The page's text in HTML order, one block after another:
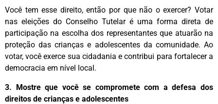
Você tem esse direito, então por que não o exercer? Votar
nas eleições do Conselho Tutelar é uma forma direta de
participação na escolha dos representantes que atuarão na
proteção das crianças e adolescentes da comunidade. Ao
votar, você exerce sua cidadania e contribui para fortalecer a
democracia em nível local.‌
3. Mostre que você se compromete com a defesa dos
direitos de crianças e adolescentes